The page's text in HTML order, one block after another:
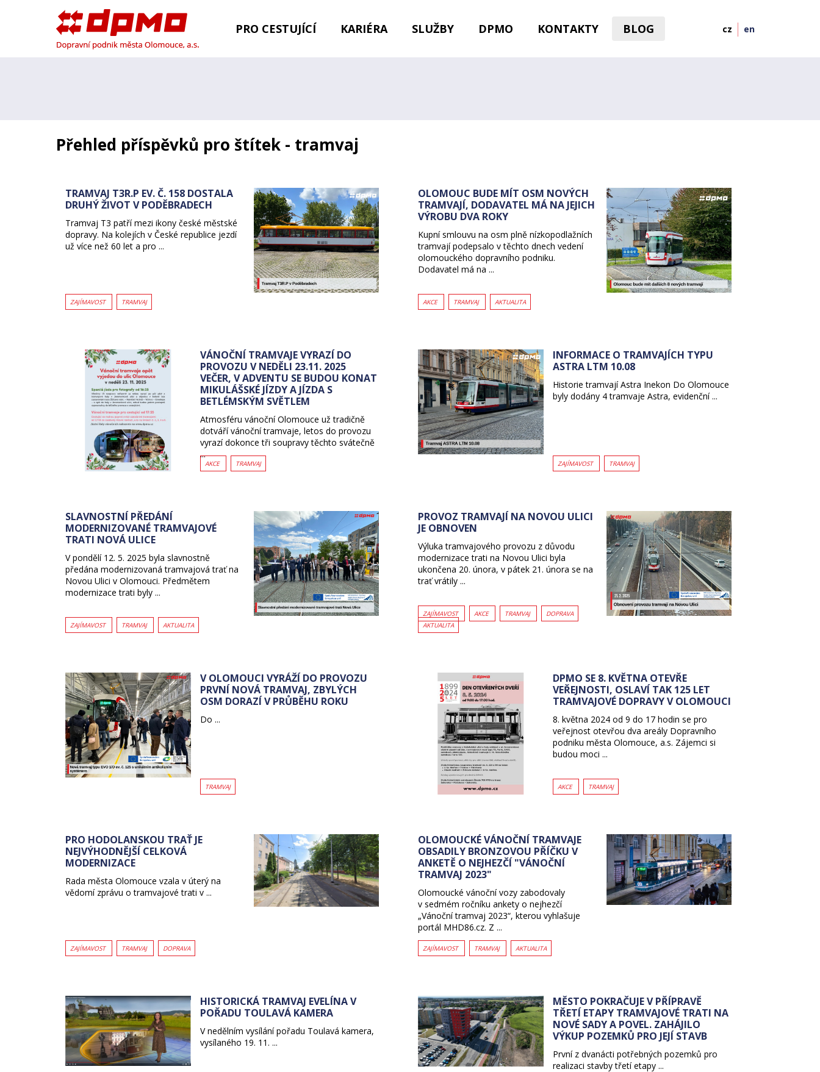
cz en
PRO CESTUJÍCÍ KARIÉRA SLUŽBY DPMO KONTAKTY BLOG
Přehled příspěvků pro štítek - tramvaj
TRAMVAJ T3R.P EV. Č. 158 DOSTALA
DRUHÝ ŽIVOT V PODĚBRADECH
Tramvaj T3 patří mezi ikony české městské
dopravy. Na kolejích v České republice jezdí
už více než 60 let a pro ...
ZAJÍMAVOST TRAMVAJ
OLOMOUC BUDE MÍT OSM NOVÝCH
TRAMVAJÍ, DODAVATEL MÁ NA JEJICH
VÝROBU DVA ROKY
Kupní smlouvu na osm plně nízkopodlažních
tramvají podepsalo v těchto dnech vedení
olomouckého dopravního podniku.
Dodavatel má na ...
AKCE TRAMVAJ AKTUALITA
VÁNOČNÍ TRAMVAJE VYRAZÍ DO
PROVOZU V NEDĚLI 23.11. 2025
VEČER, V ADVENTU SE BUDOU KONAT
MIKULÁŠSKÉ JÍZDY A JÍZDA S
BETLÉMSKÝM SVĚTLEM
Atmosféru vánoční Olomouce už tradičně
dotváří vánoční tramvaje, letos do provozu
vyrazí dokonce tři soupravy těchto svátečně
...
AKCE TRAMVAJ
INFORMACE O TRAMVAJÍCH TYPU
ASTRA LTM 10.08
Historie tramvají Astra Inekon Do Olomouce
byly dodány 4 tramvaje Astra, evidenční ...
ZAJÍMAVOST TRAMVAJ
SLAVNOSTNÍ PŘEDÁNÍ
MODERNIZOVANÉ TRAMVAJOVÉ
TRATI NOVÁ ULICE
V pondělí 12. 5. 2025 byla slavnostně
předána modernizovaná tramvajová trať na
Novou Ulici v Olomouci. Předmětem
modernizace trati byly ...
ZAJÍMAVOST TRAMVAJ AKTUALITA
PROVOZ TRAMVAJÍ NA NOVOU ULICI
JE OBNOVEN
Výluka tramvajového provozu z důvodu
modernizace trati na Novou Ulici byla
ukončena 20. února, v pátek 21. února se na
trať vrátily ...
ZAJÍMAVOST AKCE TRAMVAJ
DOPRAVA
AKTUALITA
V OLOMOUCI VYRÁŽÍ DO PROVOZU
PRVNÍ NOVÁ TRAMVAJ, ZBYLÝCH
OSM DORAZÍ V PRŮBĚHU ROKU
Do ...
TRAMVAJ
DPMO SE 8. KVĚTNA OTEVŘE
VEŘEJNOSTI, OSLAVÍ TAK 125 LET
TRAMVAJOVÉ DOPRAVY V OLOMOUCI
8. května 2024 od 9 do 17 hodin se pro
veřejnost otevřou dva areály Dopravního
podniku města Olomouce, a.s. Zájemci si
budou moci ...
AKCE TRAMVAJ
PRO HODOLANSKOU TRAŤ JE
NEJVÝHODNĚJŠÍ CELKOVÁ
MODERNIZACE
Rada města Olomouce vzala v úterý na
vědomí zprávu o tramvajové trati v ...
ZAJÍMAVOST TRAMVAJ DOPRAVA
OLOMOUCKÉ VÁNOČNÍ TRAMVAJE
OBSADILY BRONZOVOU PŘÍČKU V
ANKETĚ O NEJHEZČÍ "VÁNOČNÍ
TRAMVAJ 2023"
Olomoucké vánoční vozy zabodovaly
v sedmém ročníku ankety o nejhezčí
„Vánoční tramvaj 2023“, kterou vyhlašuje
portál MHD86.cz. Z ...
ZAJÍMAVOST TRAMVAJ AKTUALITA
HISTORICKÁ TRAMVAJ EVELÍNA V
POŘADU TOULAVÁ KAMERA
V nedělním vysílání pořadu Toulavá kamera,
vysílaného 19. 11. ...
MĚSTO POKRAČUJE V PŘÍPRAVĚ
TŘETÍ ETAPY TRAMVAJOVÉ TRATI NA
NOVÉ SADY A POVEL. ZAHÁJILO
VÝKUP POZEMKŮ PRO JEJÍ STAVB
První z dvanácti potřebných pozemků pro
realizaci stavby třetí etapy ...